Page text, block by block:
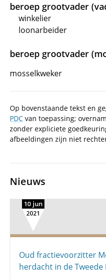
beroep grootvader
winkelier
loonarbeider
beroep grootvader
mosselkweker
Op bovenstaande tekst en
PDC van toepassing;
zonder expliciete
afbeeldingen zijn niet
Nieuws
10 jun
2021
Oud fractievoorzitter
herdacht in de Tweede